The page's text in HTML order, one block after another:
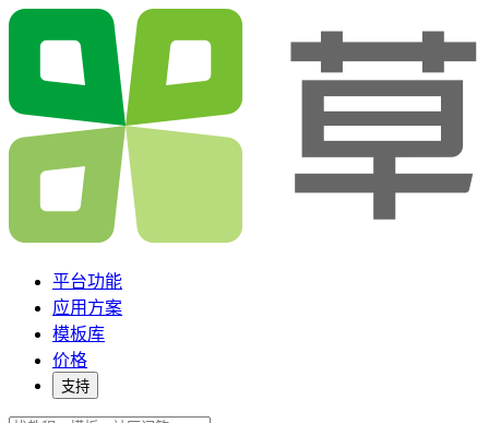
平台功能
应用方案
模板库
价格
支持